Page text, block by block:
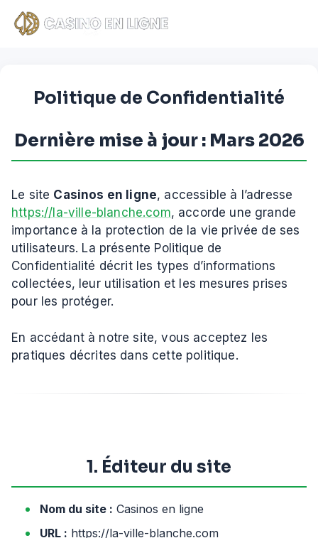
Skip
Politique de Confidentialité
Dernière mise à jour : Mars 2026
Le site Casinos en ligne, accessible à l’adresse
https://la-ville-blanche.com, accorde une grande
importance à la protection de la vie privée de ses
utilisateurs. La présente Politique de
Confidentialité décrit les types d’informations
collectées, leur utilisation et les mesures prises
pour les protéger.
En accédant à notre site, vous acceptez les
pratiques décrites dans cette politique.
1. Éditeur du site
Nom du site : Casinos en ligne
URL : https://la-ville-blanche.com